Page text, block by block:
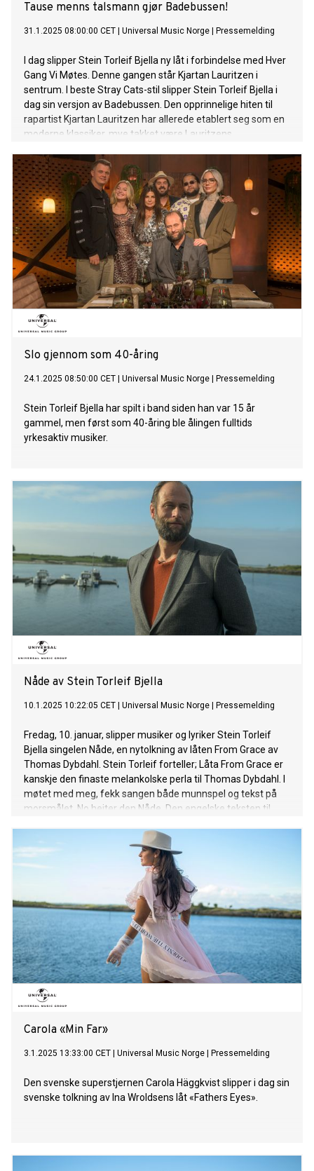
Tause menns talsmann gjør Badebussen!
31.1.2025 08:00:00 CET Universal Music Norge Pressemelding
I dag slipper Stein Torleif Bjella ny låt i forbindelse med Hver
Gang Vi Møtes. Denne gangen står Kjartan Lauritzen i
sentrum. I beste Stray Cats-stil slipper Stein Torleif Bjella i
dag sin versjon av Badebussen. Den opprinnelige hiten til
rapartist Kjartan Lauritzen har allerede etablert seg som en
moderne klassiker, mye takket være Lauritzens
beholder i stor grad samme tekst som originalen, men har
gitt den et musikalsk løft inn i americana rockabilly-
verdenen! Med heftige gitarriff og kontrabassens
karakteristiske slap-teknikk, har Bjella gitt låten en helt ny
dimensjon. Til og med TV2-legende Nils Gunna Lie er med på
soundtracket. Og er det ikke et nikk til Sweden, Roxette
og The Look i slutten av gitarsolen? Rumble in Badebussen!
«Eg trur me har laga Badebussen for vaksne folk, og eg trur
verda treng mange songar om akkurat denne tematikken,»
ler Bjella.
Slo gjennom som 40-åring
24.1.2025 08:50:00 CET Universal Music Norge Pressemelding
Stein Torleif Bjella har spilt i band siden han var 15 år
gammel, men først som 40-åring ble ålingen fulltids
yrkesaktiv musiker.
Nåde av Stein Torleif Bjella
10.1.2025 10:22:05 CET Universal Music Norge Pressemelding
Fredag, 10. januar, slipper musiker og lyriker Stein Torleif
Bjella singelen Nåde, en nytolkning av låten From Grace av
Thomas Dybdahl. Stein Torleif forteller; Låta From Grace er
kanskje den finaste melankolske perla til Thomas Dybdahl. I
møtet med meg, fekk sangen både munnspel og tekst på
morsmålet. No heiter den Nåde. Den engelske teksten til
Thomas Dybdahl var einaste deltakeren i Hver gang vi
møtes eg hadde møtt tidlegare. På slutten av kvar
opptaksdag, brukte me å stå litt stille å sjå utover havet.
Berre for få litt ro, og la det heile synke inn. Ei fin stund eg
sakna. Stein Torleif Bjella har med sitt særegne univers satt
et markant avtrykk i norsk musikk- og kulturliv. Siden
debutalbumet Heidersmenn (2009) har han hatt stor
suksess både som artist og låtskriver. I 2023 fikk han
strålende kritikk for albumet Nysetmåne, som nok en gang
sikret han en Spellemann-nominasjon. Bjella er i tiden
fremover å se på TV2 i den 15.
Carola «Min Far»
3.1.2025 13:33:00 CET Universal Music Norge Pressemelding
Den svenske superstjernen Carola Häggkvist slipper i dag sin
svenske tolkning av Ina Wroldsens låt «Fathers Eyes».